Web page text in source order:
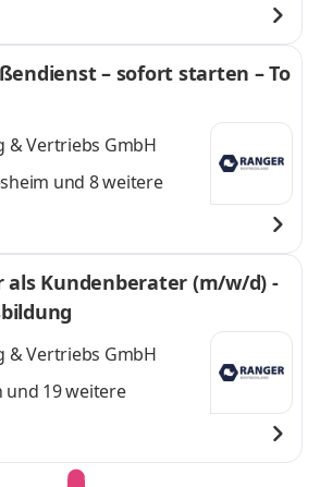
– sofort starten – To
& Vertriebs GmbH
und 8 weitere
als Kundenberater (m/w/d) -
& Vertriebs GmbH
und 19 weitere